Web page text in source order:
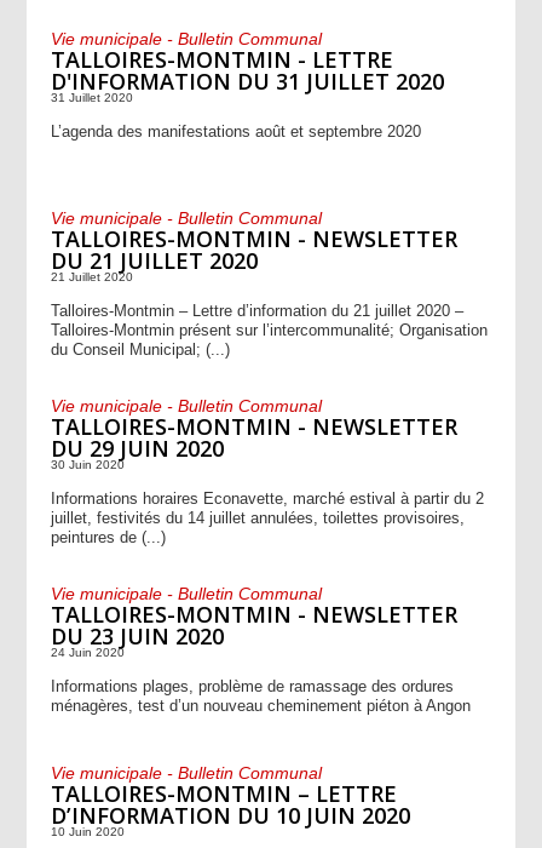
Vie municipale - Bulletin Communal
TALLOIRES-MONTMIN - LETTRE
D'INFORMATION DU 31 JUILLET 2020
31 Juillet 2020
L’agenda des manifestations août et septembre 2020
Vie municipale - Bulletin Communal
TALLOIRES-MONTMIN - NEWSLETTER
DU 21 JUILLET 2020
21 Juillet 2020
Talloires-Montmin – Lettre d’information du 21 juillet 2020 –
Talloires-Montmin présent sur l’intercommunalité; Organisation
du Conseil Municipal; (...)
Vie municipale - Bulletin Communal
TALLOIRES-MONTMIN - NEWSLETTER
DU 29 JUIN 2020
30 Juin 2020
Informations horaires Econavette, marché estival à partir du 2
juillet, festivités du 14 juillet annulées, toilettes provisoires,
peintures de (...)
Vie municipale - Bulletin Communal
TALLOIRES-MONTMIN - NEWSLETTER
DU 23 JUIN 2020
24 Juin 2020
Informations plages, problème de ramassage des ordures
ménagères, test d’un nouveau cheminement piéton à Angon
Vie municipale - Bulletin Communal
TALLOIRES-MONTMIN – LETTRE
D’INFORMATION DU 10 JUIN 2020
10 Juin 2020